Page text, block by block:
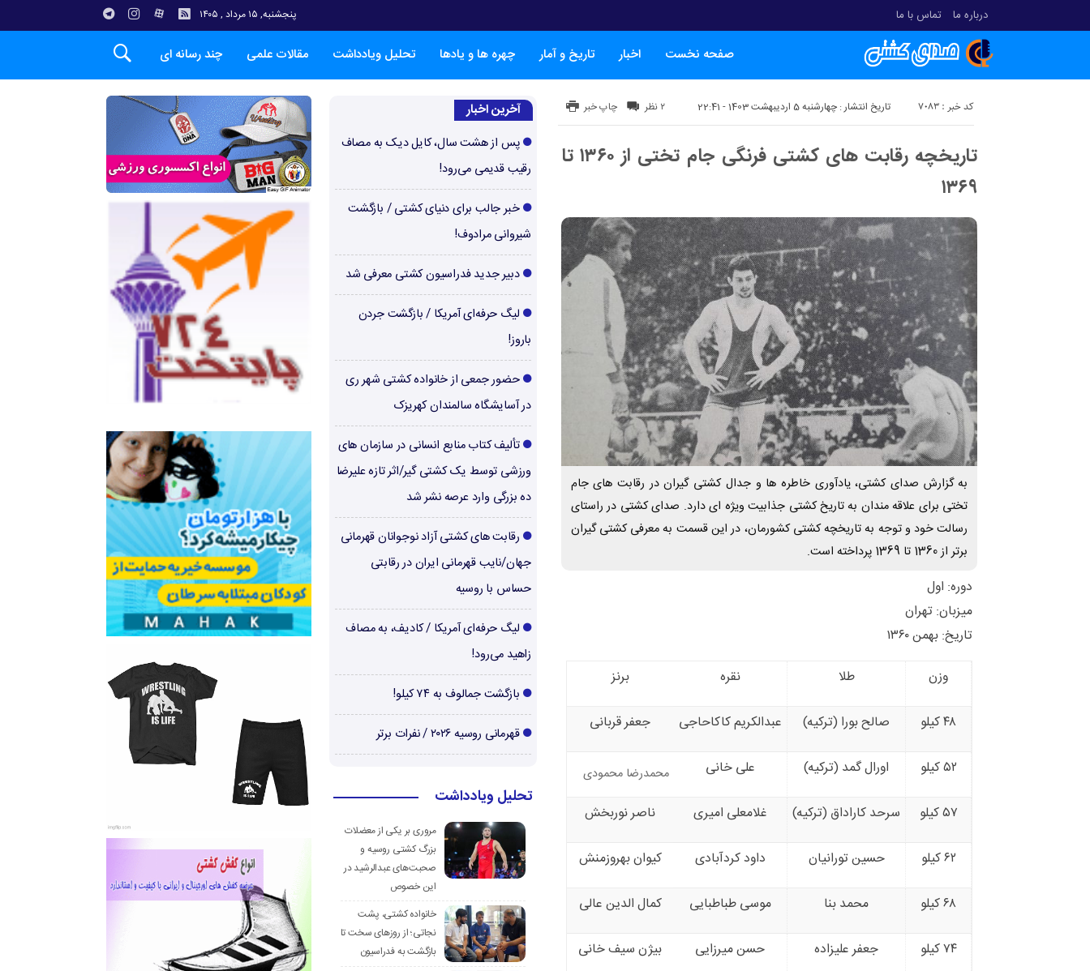
درباره ما تماس با ما پنجشنبه, ۱۵ مرداد , ۱۴۰۵
صفحه نخست اخبار تاریخ و آمار چهره ها و یادها تحلیل ویادداشت مقالات علمی چند رسانه ای
تاریخ انتشار : چهارشنبه 5 اردیبهشت 1403 - 22:41 کد خبر : 7083 چاپ خبر ۲ نظر
تاریخچه رقابت های کشتی فرنگی جام تختی از ۱۳۶۰ تا
۱۳۶۹
به گزارش صدای کشتی، یادآوری خاطره ها و جدال کشتی گیران در رقابت های جام
تختی برای علاقه مندان به تاریخ کشتی جذابیت ویژه ای دارد. صدای کشتی در راستای
رسالت خود و توجه به تاریخچه کشتی کشورمان، در این قسمت به معرفی کشتی گیران
برتر از 1360 تا 1369 پرداخته است.
دوره: اول
میزبان: تهران
تاریخ: بهمن ۱۳۶۰
وزن
طلا نقره برنز
۴۸ کیلو صالح بورا (ترکیه) عبدالکریم کاکاحاجی جعفر قربانی
۵۲ کیلو اورال گمد (ترکیه) علی خانی محمدرضا محمودی
۵۷ کیلو سرحد کاراداق (ترکیه) غلامعلی امیری ناصر نوربخش
۶۲ کیلو حسین تورانیان داود کردآبادی کیوان بهروزمنش
۶۸ کیلو محمد بنا موسی طباطبایی کمال الدین عالی
۷۴ کیلو جعفر علیزاده حسن میرزایی بیژن سیف خانی
آخرین اخبار
پس از هشت سال، کایل دیک به مصاف
رقیب قدیمی می‌رود!
خبر جالب برای دنیای کشتی / بازگشت
شیروانی مرادوف!
دبیر جدید فدراسیون کشتی معرفی شد
لیگ حرفه‌ای آمریکا / بازگشت جردن
باروز!
حضور جمعی از خانواده کشتی شهر ری
در آسایشگاه سالمندان کهریزک
تألیف کتاب منابع انسانی در سازمان های
ورزشی توسط یک کشتی گیر/اثر تازه علیرضا
ده بزرگی وارد عرصه نشر شد
رقابت های کشتی آزاد نوجوانان قهرمانی
جهان/نایب قهرمانی ایران در رقابتی
حساس با روسیه
لیگ حرفه‌ای آمریکا / کادیف، به مصاف
زاهید می‌رود!
بازگشت جمالوف به ۷۴ کیلو!
قهرمانی روسیه ۲۰۲۶ / نفرات برتر
تحلیل ویادداشت
مروری بر یکی از معضلات
بزرگ کشتی روسیه و
صحبت‌های عبدالرشید در
این خصوص
خانواده کشتی، پشت
نجاتی؛ از روزهای سخت تا
بازگشت به فدراسیون